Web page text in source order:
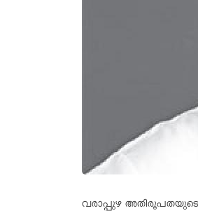
വരാപ്പുഴ അതിരൂപതയുടെ